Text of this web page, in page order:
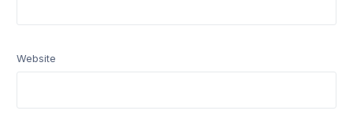
Website